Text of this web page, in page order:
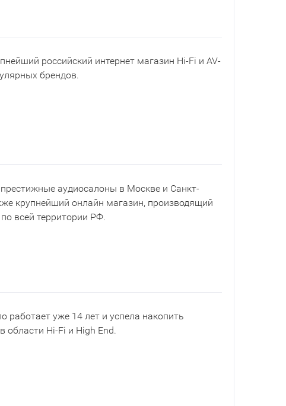
российский интернет магазин Hi-Fi и AV-
брендов.
аудиосалоны в Москве и Санкт-
крупнейший онлайн магазин, производящий
всей территории РФ.
работает уже 14 лет и успела накопить
области Hi-Fi и High End.